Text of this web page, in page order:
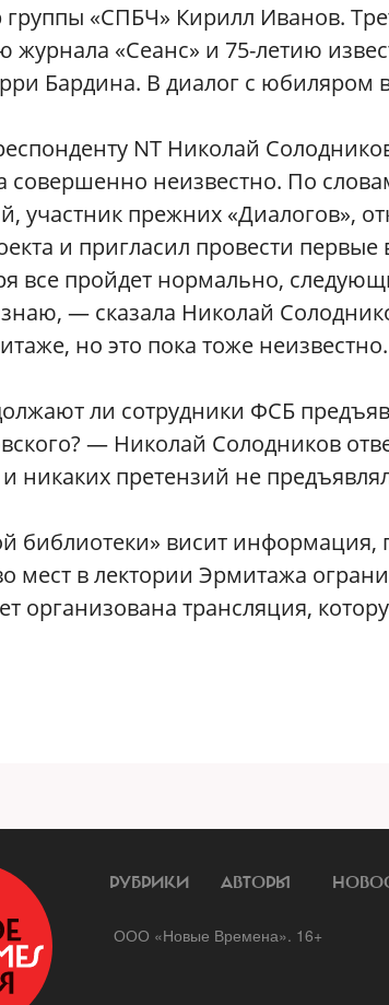
«СПБЧ» Кирилл Иванов.
журнала «Сеанс» и 75-летию
Бардина. В диалог с юбиляром
NT Николай
совершенно неизвестно. По
участник прежних «Диалогов»,
и пригласил провести
все пройдет нормально,
— сказала Николай
но это пока тоже неизвестно.
ли сотрудники ФСБ
— Николай Солодников
никаких претензий не
библиотеки» висит
мест в лектории Эрмитажа
организована трансляция,
РУБРИКИ АВТОРЫ
ООО «Новые Времена». 16+